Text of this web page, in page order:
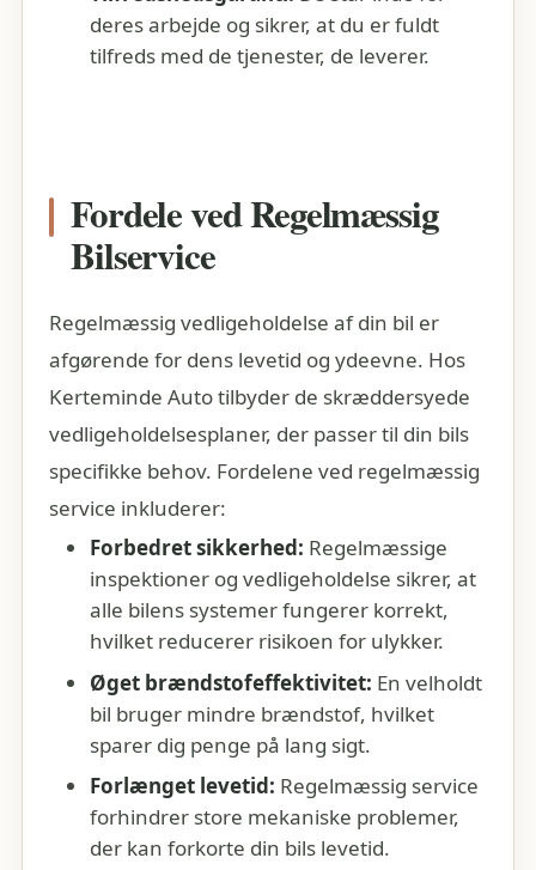
deres arbejde og sikrer, at du er fuldt
tilfreds med de tjenester, de leverer.
Fordele ved Regelmæssig
Bilservice
Regelmæssig vedligeholdelse af din bil er
afgørende for dens levetid og ydeevne. Hos
Kerteminde Auto tilbyder de skræddersyede
vedligeholdelsesplaner, der passer til din bils
specifikke behov. Fordelene ved regelmæssig
service inkluderer:
Forbedret sikkerhed: Regelmæssige
inspektioner og vedligeholdelse sikrer, at
alle bilens systemer fungerer korrekt,
hvilket reducerer risikoen for ulykker.
Øget brændstofeffektivitet: En velholdt
bil bruger mindre brændstof, hvilket
sparer dig penge på lang sigt.
Forlænget levetid: Regelmæssig service
forhindrer store mekaniske problemer,
der kan forkorte din bils levetid.